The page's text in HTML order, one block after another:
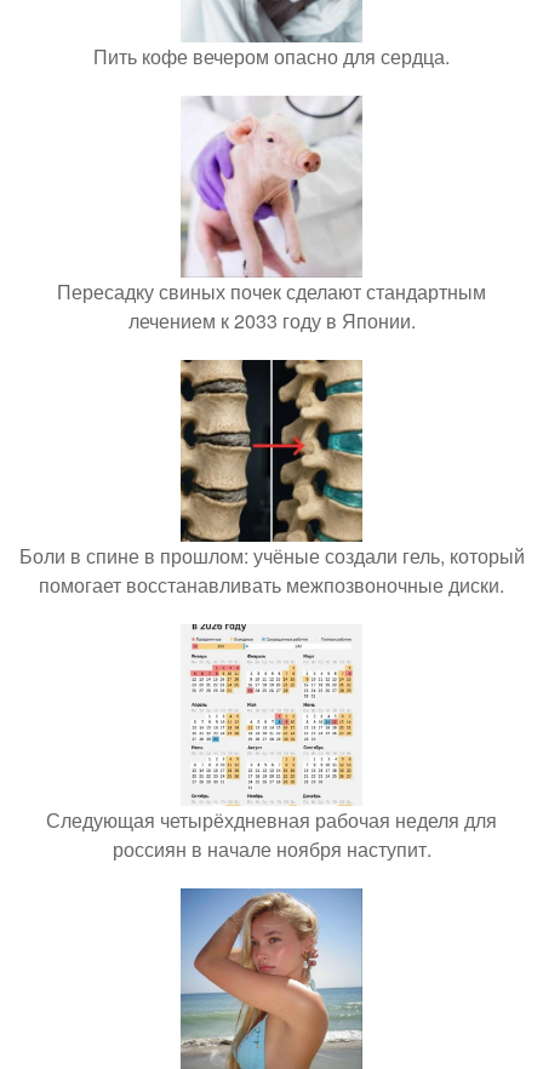
Пить кофе вечером опасно для сердца.
Пересадку свиных почек сделают стандартным
лечением к 2033 году в Японии.
Боли в спине в прошлом: учёные создали гель, который
помогает восстанавливать межпозвоночные диски.
Следующая четырёхдневная рабочая неделя для
россиян в начале ноября наступит.